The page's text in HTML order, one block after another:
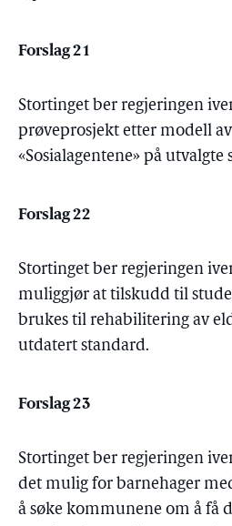
Forslag 21
Stortinget ber regjeringen
prøveprosjekt etter modell
«Sosialagentene» på utvalgte
Forslag 22
Stortinget ber regjeringen
muliggjør at tilskudd til
brukes til rehabilitering av
utdatert standard.
Forslag 23
Stortinget ber regjeringen
det mulig for barnehager
å søke kommunene om å få